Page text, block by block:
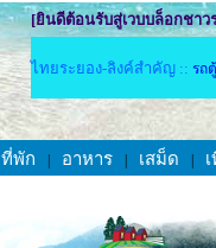
[ยินดีต้อนรับสู่เวบบล็อกชาว
ไทยระยอง-ลิงค์สำคัญ :: รถ
ที่พัก อาหาร เสม็ด